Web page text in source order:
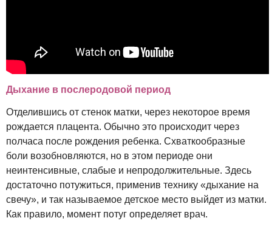
Дыхание в послеродовой период
Отделившись от стенок матки, через некоторое время
рождается плацента. Обычно это происходит через
полчаса после рождения ребенка. Схваткообразные
боли возобновляются, но в этом периоде они
неинтенсивные, слабые и непродолжительные. Здесь
достаточно потужиться, применив технику «дыхание на
свечу», и так называемое детское место выйдет из матки.
Как правило, момент потуг определяет врач.